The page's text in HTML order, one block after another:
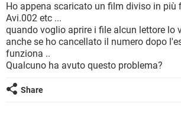
HARDWARE
INSTAGRAM WHATSAPP
TIKTOK FACEBOOK
HARDWARE
iOS
INSTAGRAM WHATSAPP
TIKTOK
Ho appena scaricato un film diviso in più
Avi.002 etc ...
quando voglio aprire i file alcun lettore lo
anche se ho cancellato il numero dopo
funziona ..
Qualcuno ha avuto questo problema?
Share